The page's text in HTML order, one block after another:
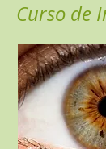
Curso de